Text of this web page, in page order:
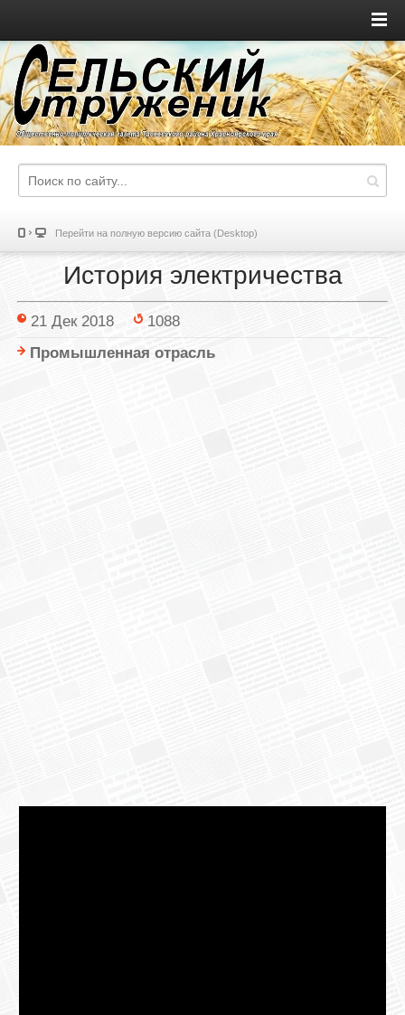
Перейти на полную версию сайта (Desktop)
История электричества
21 Дек 2018
1088
Промышленная отрасль